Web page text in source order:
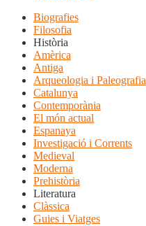
Biografies
Filosofia
Història
Amèrica
Antiga
Arqueologia i Paleografia
Catalunya
Contemporània
El món actual
Espanaya
Investigació i Corrents
Medieval
Moderna
Prehistòria
Literatura
Clàssica
Guies i Viatges